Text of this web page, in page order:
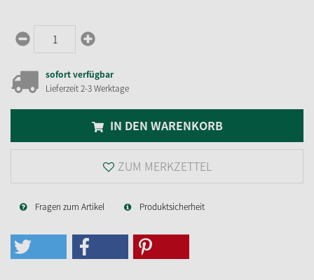
sofort verfügbar
Lieferzeit 2-3 Werktage
IN DEN WARENKORB
ZUM MERKZETTEL
Fragen zum Artikel Produktsicherheit